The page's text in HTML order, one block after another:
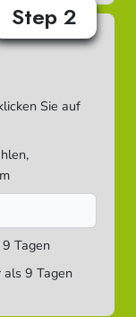
Step 2
Sie auf
Tagen
9 Tagen